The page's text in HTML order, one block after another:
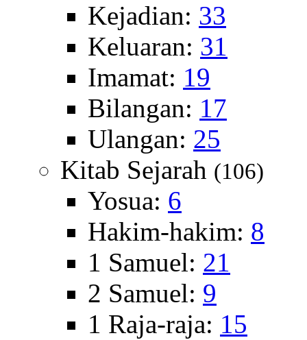
Kejadian: 33
Keluaran: 31
Imamat: 19
Bilangan: 17
Ulangan: 25
Kitab Sejarah (106)
Yosua: 6
Hakim-hakim: 8
1 Samuel: 21
2 Samuel: 9
1 Raja-raja: 15